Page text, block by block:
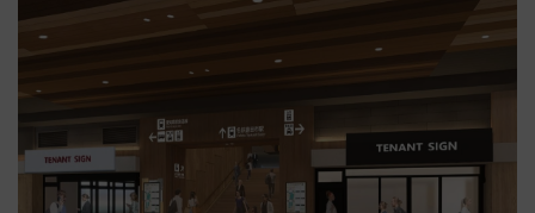
行開始に！ この夏は直通列車で
横浜へ！